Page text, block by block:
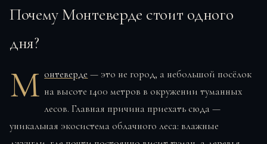
Почему Монтеверде стоит одного
дня?
М онтеверде — это не город, а небольшой посёлок
на высоте 1400 метров в окружении туманных
лесов. Главная причина приехать сюда —
уникальная экосистема облачного леса: влажные